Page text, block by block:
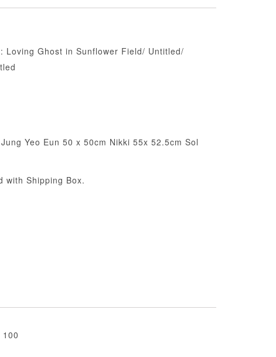
Loving Ghost in Sunflower Field/ Untitled/
Yeo Eun 50 x 50cm Nikki 55x 52.5cm Sol
with Shipping Box.
100